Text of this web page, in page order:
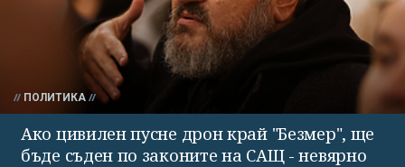
ПОЛИТИКА
Ако цивилен пусне дрон край "Безмер", ще
бъде съден по законите на САЩ - невярно